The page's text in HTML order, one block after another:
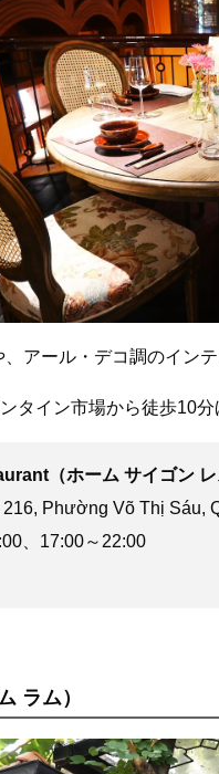
アール・デコ調のインテ
タイン市場から徒歩10
（ホーム サイゴン レ
Phường Võ Thị Sáu,
、17:00～22:00
ラム）